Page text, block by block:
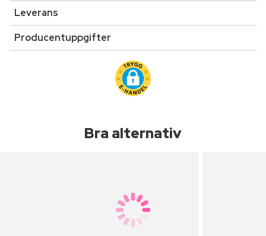
Leverans
Producentuppgifter
Bra alternativ